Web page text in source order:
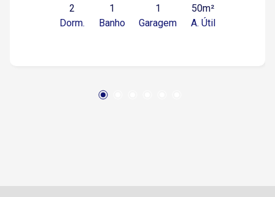
praticidade e conforto no dia a dia Localização
Localizado em bairro tradicional com excelente
acesso ao Centro em cerca de 12 minutos
2
Dorm.
1
Banho
1
Garagem
50m²
A. Útil